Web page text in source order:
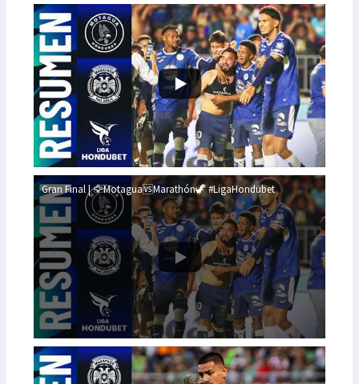
Gran Final | 🦅Motagua🆚Marathón🦖 #LigaHondubet